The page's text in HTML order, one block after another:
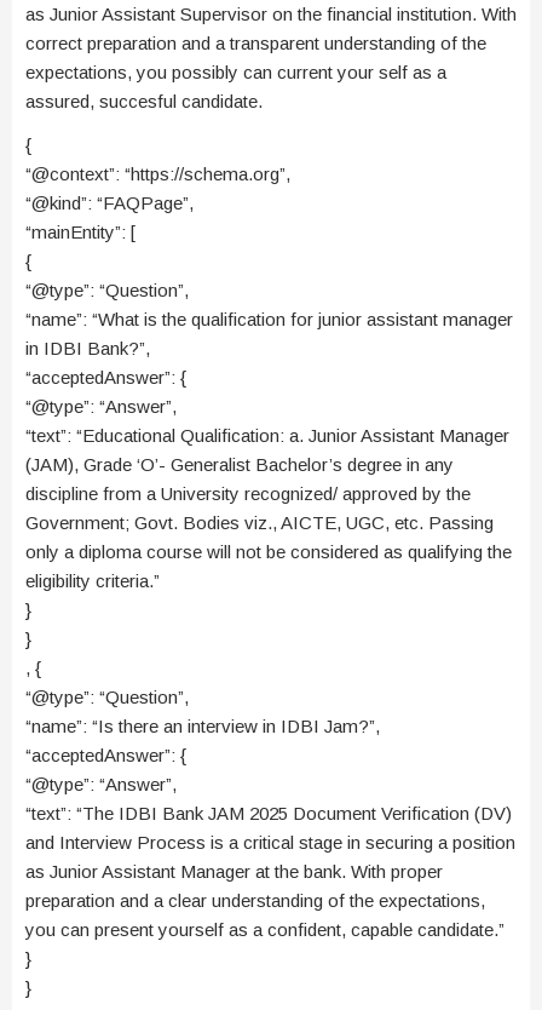
as Junior Assistant Supervisor on the financial institution. With
correct preparation and a transparent understanding of the
expectations, you possibly can current your self as a
assured, succesful candidate.
{
“@context”: “https://schema.org”,
“@kind”: “FAQPage”,
“mainEntity”: [
{
“@type”: “Question”,
“name”: “What is the qualification for junior assistant manager
in IDBI Bank?”,
“acceptedAnswer”: {
“@type”: “Answer”,
“text”: “Educational Qualification: a. Junior Assistant Manager
(JAM), Grade ‘O’- Generalist Bachelor’s degree in any
discipline from a University recognized/ approved by the
Government; Govt. Bodies viz., AICTE, UGC, etc. Passing
only a diploma course will not be considered as qualifying the
eligibility criteria.”
}
}
, {
“@type”: “Question”,
“name”: “Is there an interview in IDBI Jam?”,
“acceptedAnswer”: {
“@type”: “Answer”,
“text”: “The IDBI Bank JAM 2025 Document Verification (DV)
and Interview Process is a critical stage in securing a position
as Junior Assistant Manager at the bank. With proper
preparation and a clear understanding of the expectations,
you can present yourself as a confident, capable candidate.”
}
}